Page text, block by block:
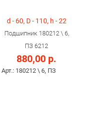
d - 60, D - 110, h - 22
Подшипник 180212 \ 6,
ПЗ 6212
880,00 р.
Арт.: 180212 \ 6, ПЗ